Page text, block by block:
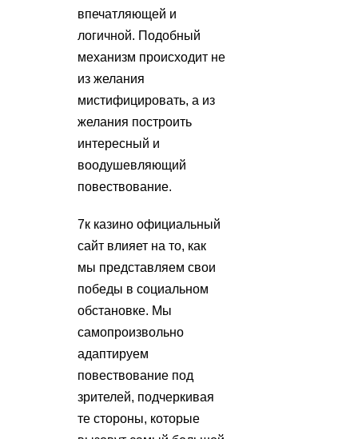
впечатляющей и
логичной. Подобный
механизм происходит не
из желания
мистифицировать, а из
желания построить
интересный и
воодушевляющий
повествование.
7к казино официальный
сайт влияет на то, как
мы представляем свои
победы в социальном
обстановке. Мы
самопроизвольно
адаптируем
повествование под
зрителей, подчеркивая
те стороны, которые